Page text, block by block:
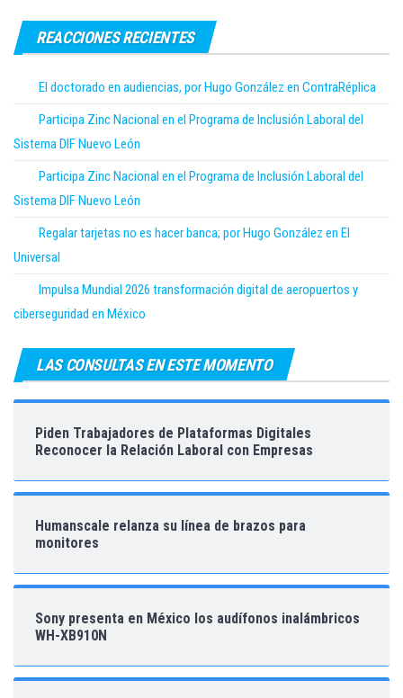
REACCIONES RECIENTES
El doctorado en audiencias, por Hugo González en ContraRéplica
Participa Zinc Nacional en el Programa de Inclusión Laboral del
Sistema DIF Nuevo León
Participa Zinc Nacional en el Programa de Inclusión Laboral del
Sistema DIF Nuevo León
Regalar tarjetas no es hacer banca; por Hugo González en El
Universal
Impulsa Mundial 2026 transformación digital de aeropuertos y
ciberseguridad en México
LAS CONSULTAS EN ESTE MOMENTO
Piden Trabajadores de Plataformas Digitales
Reconocer la Relación Laboral con Empresas
Humanscale relanza su línea de brazos para
monitores
Sony presenta en México los audífonos inalámbricos
WH-XB910N